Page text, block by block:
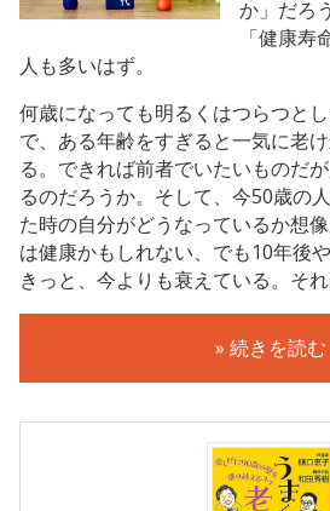
か」だろ
「健康寿
人も多いはず。
何歳になっても明るくはつらつと
で、ある年齢をすぎると一気に老
る。できれば前者でいたいものだ
るのだろうか。そして、今50歳の
た時の自分がどうなっているか想
は健康かもしれない、でも10年後
きっと、今よりも衰えている。そ
» 続きを読む